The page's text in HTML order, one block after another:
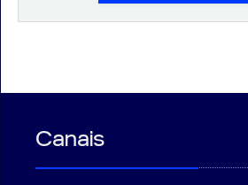
Aprovados
Aulas
VIVO
Canais